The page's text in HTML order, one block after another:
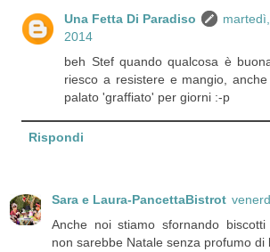
Una Fetta Di Paradiso
2014
beh Stef quando qualcosa è
riesco a resistere e mangio,
palato 'graffiato' per giorni :-p
Rispondi
Sara e Laura-PancettaBistrot
Anche noi stiamo sfornando
non sarebbe Natale senza profumo di